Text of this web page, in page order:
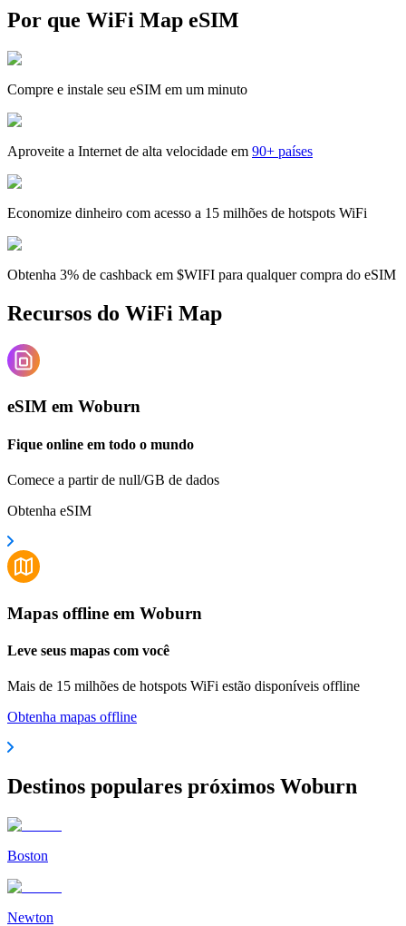
Por que WiFi Map eSIM
Compre e instale seu eSIM em um minuto
Aproveite a Internet de alta velocidade em 90+ países
Economize dinheiro com acesso a 15 milhões de hotspots WiFi
Obtenha 3% de cashback em $WIFI para qualquer compra do eSIM
Recursos do WiFi Map
eSIM em Woburn
Fique online em todo o mundo
Comece a partir de null/GB de dados
Obtenha eSIM
Mapas offline em Woburn
Leve seus mapas com você
Mais de 15 milhões de hotspots WiFi estão disponíveis offline
Obtenha mapas offline
Destinos populares próximos Woburn
Boston
Newton